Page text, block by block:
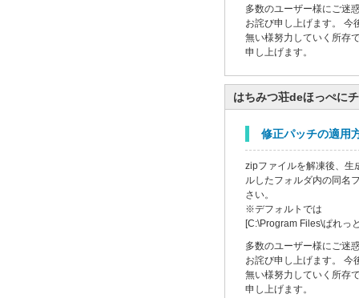
多数のユーザー様にご迷
お詫び申し上げます。 今
無い様努力していく所存
申し上げます。
はちみつ荘deほっぺに
修正パッチの適用
zipファイルを解凍後、生
ルしたフォルダ内の同名
さい。
※デフォルトでは
[C:\Program Files\ぱれっ
多数のユーザー様にご迷
お詫び申し上げます。 今
無い様努力していく所存
申し上げます。